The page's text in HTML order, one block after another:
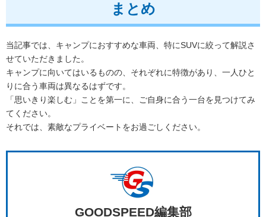
まとめ
当記事では、キャンプにおすすめな車両、特にSUVに絞って解説さ
せていただきました。
キャンプに向いてはいるものの、それぞれに特徴があり、一人ひと
りに合う車両は異なるはずです。
「思いきり楽しむ」ことを第一に、ご自身に合う一台を見つけてみ
てください。
それでは、素敵なプライベートをお過ごしください。
GOODSPEED編集部